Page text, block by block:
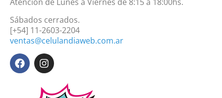
Sábados cerrados.
[+54] 11-2603-2204
ventas@celulandiaweb.com.ar